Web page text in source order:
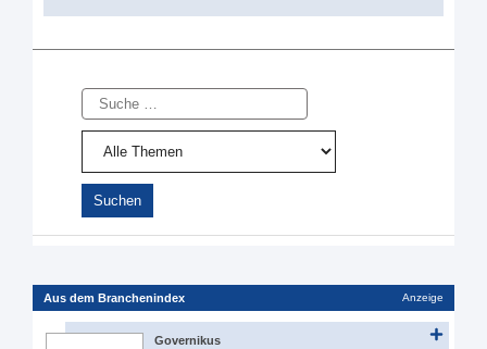
Suche
Aus dem Branchenindex Anzeige
Governikus